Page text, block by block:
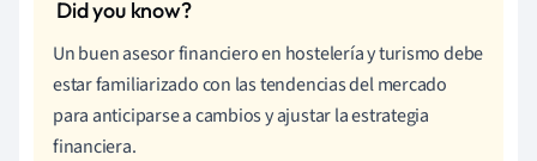
Un buen asesor financiero en hostelería y turismo debe
estar familiarizado con las tendencias del mercado
para anticiparse a cambios y ajustar la estrategia
financiera.